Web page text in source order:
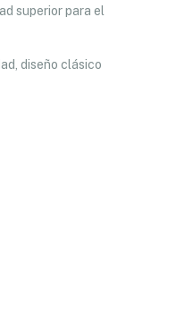
superior para el
diseño clásico